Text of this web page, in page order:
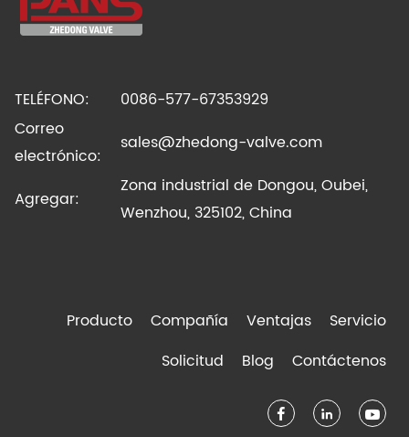
TELÉFONO:
0086-577-67353929
Correo
electrónico:
sales@zhedong-valve.com
Agregar:
Zona industrial de Dongou, Oubei,
Wenzhou, 325102, China
Producto Compañía Ventajas
Servicio
Solicitud
Blog Contáctenos